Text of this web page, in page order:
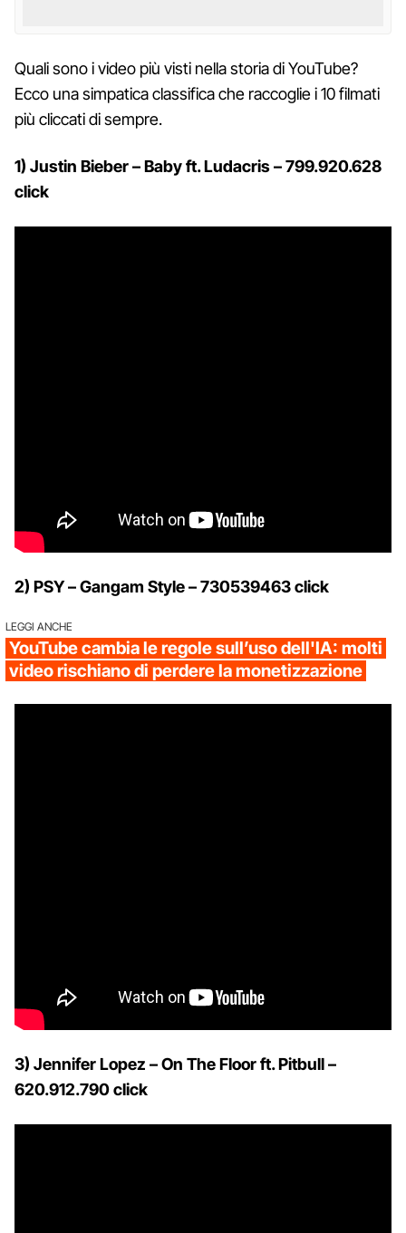
Quali sono i video più visti nella storia di YouTube?
Ecco una simpatica classifica che raccoglie i 10 filmati
più cliccati di sempre.
1) Justin Bieber – Baby ft. Ludacris – 799.920.628
click
2) PSY – Gangam Style – 730539463 click
LEGGI ANCHE
YouTube cambia le regole sull’uso dell'IA: molti
video rischiano di perdere la monetizzazione
3) Jennifer Lopez – On The Floor ft. Pitbull –
620.912.790 click